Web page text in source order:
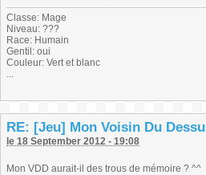
Classe: Mage
Niveau: ???
Race: Humain
Gentil: oui
Couleur: Vert et blanc
...
RE: [Jeu] Mon Voisin Du
le 18 September 2012 - 19:08
Mon VDD aurait-il des trous de mémoire ? ^^